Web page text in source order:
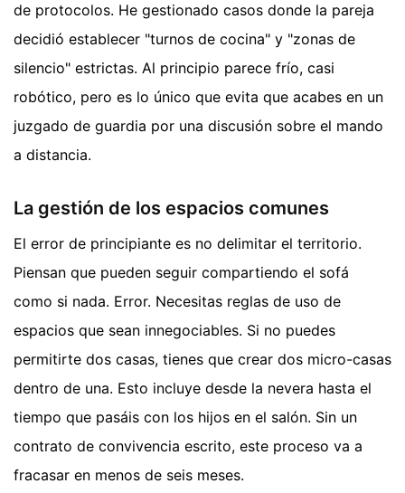
de protocolos. He gestionado casos donde la pareja
decidió establecer "turnos de cocina" y "zonas de
silencio" estrictas. Al principio parece frío, casi
robótico, pero es lo único que evita que acabes en un
juzgado de guardia por una discusión sobre el mando
a distancia.
La gestión de los espacios comunes
El error de principiante es no delimitar el territorio.
Piensan que pueden seguir compartiendo el sofá
como si nada. Error. Necesitas reglas de uso de
espacios que sean innegociables. Si no puedes
permitirte dos casas, tienes que crear dos micro-casas
dentro de una. Esto incluye desde la nevera hasta el
tiempo que pasáis con los hijos en el salón. Sin un
contrato de convivencia escrito, este proceso va a
fracasar en menos de seis meses.